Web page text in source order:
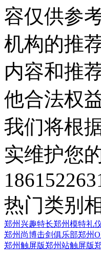
容仅供参
机构的推
内容和推
他合法权
我们将根
实维护您
热门类别
郑州兴趣特长郑州模特礼
郑州尚博击剑俱乐部郑州
郑州触屏版郑州站触屏版